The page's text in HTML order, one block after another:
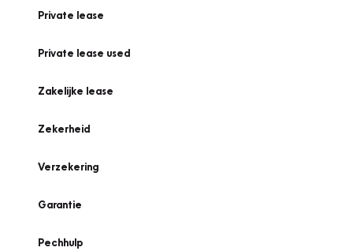
Private lease
Private lease used
Zakelijke lease
Zekerheid
Verzekering
Garantie
Pechhulp